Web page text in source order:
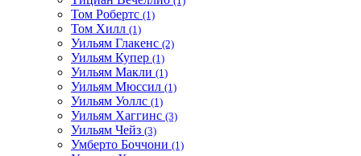
Том Робертс (1)
Том Хилл (1)
Уильям Глакенс (2)
Уильям Купер (1)
Уильям Макли (1)
Уильям Мюссил (1)
Уильям Уоллс (1)
Уильям Хаггинс (3)
Уильям Чейз (3)
Умберто Боччони (1)